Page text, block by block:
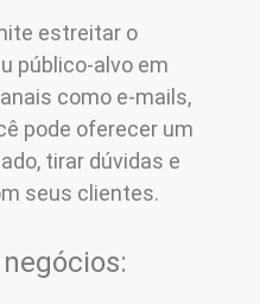
estreitar o
público-alvo em
como e-mails,
pode oferecer um
tirar dúvidas e
seus clientes.